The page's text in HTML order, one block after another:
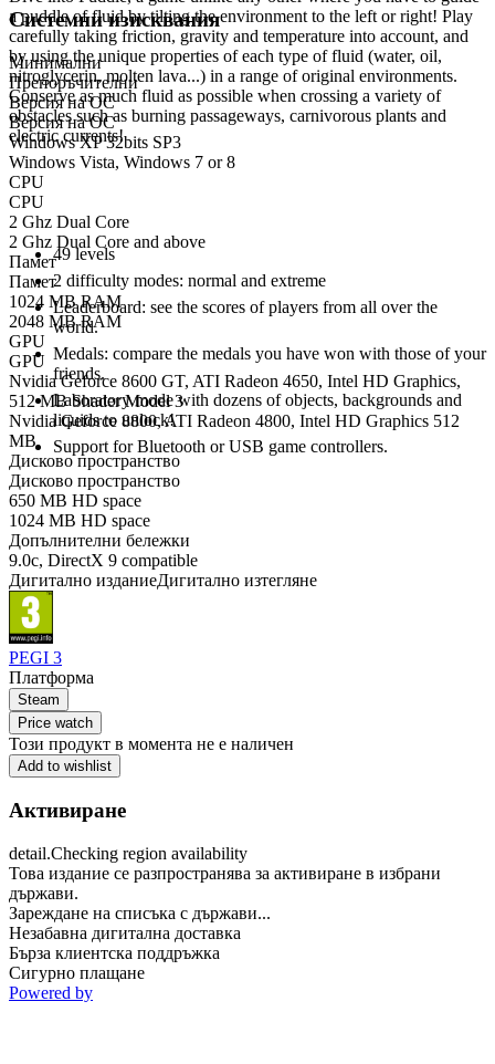
a puddle of fluid by tilting the environment to the left or right! Play
carefully taking friction, gravity and temperature into account, and
by using the unique properties of each type of fluid (water, oil,
nitroglycerin, molten lava...) in a range of original environments.
Conserve as much fluid as possible when crossing a variety of
obstacles such as burning passageways, carnivorous plants and
electric currents!
Key Features
49 levels
2 difficulty modes: normal and extreme
Leaderboard: see the scores of players from all over the
world.
Medals: compare the medals you have won with those of your
friends.
Laboratory mode with dozens of objects, backgrounds and
liquids to unlock!
Support for Bluetooth or USB game controllers.
Системни изисквания
Минимални
Препоръчителни
Версия на ОС
Версия на ОС
Windows XP 32bits SP3
Windows Vista, Windows 7 or 8
CPU
CPU
2 Ghz Dual Core
2 Ghz Dual Core and above
Памет
Памет
1024 MB RAM
2048 MB RAM
GPU
GPU
Nvidia Geforce 8600 GT, ATI Radeon 4650, Intel HD Graphics,
512 MB Shader Model 3
Nvidia Geforce 8800, ATI Radeon 4800, Intel HD Graphics 512
MB
Дисково пространство
Дисково пространство
650 MB HD space
1024 MB HD space
Допълнителни бележки
9.0c, DirectX 9 compatible
Дигитално изданиеДигитално изтегляне
PEGI 3
Платформа
Steam
Price watch
Този продукт в момента не е наличен
Add to wishlist
Активиране
detail.Checking region availability
Това издание се разпространява за активиране в избрани
държави.
Зареждане на списъка с държави...
Незабавна дигитална доставка
Бърза клиентска поддръжка
Сигурно плащане
Powered by